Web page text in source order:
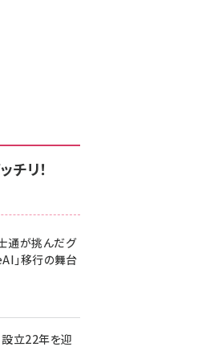
リ！
通が挑んだグ
」移行の舞台
設立22年を迎